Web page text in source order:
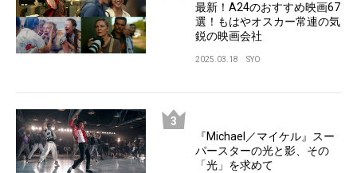
最新！A24のおすすめ映画67
選！もはやオスカー常連の気
鋭の映画会社
2025.03.18 SYO
『Michael／マイケル』スー
パースターの光と影、その
「光」を求めて